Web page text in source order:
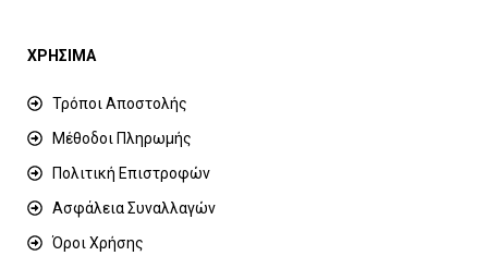
ΧΡΗΣΙΜΑ
Τρόποι Αποστολής
Μέθοδοι Πληρωμής
Πολιτική Επιστροφών
Ασφάλεια Συναλλαγών
Όροι Χρήσης